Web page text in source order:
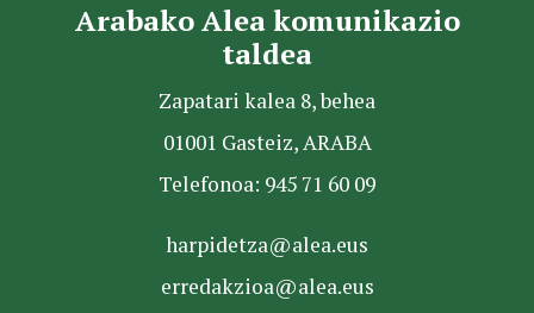
Arabako Alea komunikazio
taldea
Zapatari kalea 8, behea
01001 Gasteiz, ARABA
Telefonoa: 945 71 60 09
harpidetza@alea.eus
erredakzioa@alea.eus